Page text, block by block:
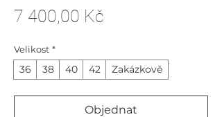
7 400,00 Kč
Velikost *
36 38 40 42 Zakázkově
Objednat